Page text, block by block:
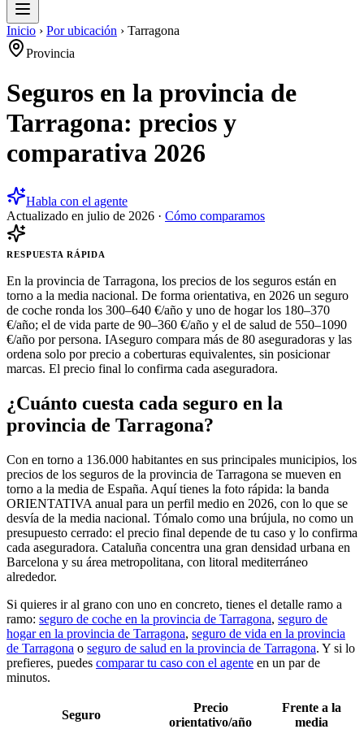
Inicio › Por ubicación › Tarragona
Provincia
Seguros en la provincia de
Tarragona: precios y
comparativa 2026
Habla con el agente
Actualizado en julio de 2026 · Cómo comparamos
RESPUESTA RÁPIDA
En la provincia de Tarragona, los precios de los seguros están en
torno a la media nacional. De forma orientativa, en 2026 un seguro
de coche ronda los 300–640 €/año y uno de hogar los 180–370
€/año; el de vida parte de 90–360 €/año y el de salud de 550–1090
€/año por persona. IAseguro compara más de 80 aseguradoras y las
ordena solo por precio a coberturas equivalentes, sin posicionar
marcas. El precio final lo confirma cada aseguradora.
¿Cuánto cuesta cada seguro en la
provincia de Tarragona?
Con en torno a 136.000 habitantes en sus principales municipios, los
precios de los seguros de la provincia de Tarragona se mueven en
torno a la media de España. Aquí tienes la foto rápida: la banda
ORIENTATIVA anual para un perfil medio en 2026, con lo que se
desvía de la media nacional. Tómalo como una brújula, no como un
presupuesto cerrado: el precio final depende de tu caso y lo confirma
cada aseguradora. Cataluña concentra una gran densidad urbana en
Barcelona y su área metropolitana, con litoral mediterráneo
alrededor.
Si quieres ir al grano con uno en concreto, tienes el detalle ramo a
ramo: seguro de coche en la provincia de Tarragona, seguro de
hogar en la provincia de Tarragona, seguro de vida en la provincia
de Tarragona o seguro de salud en la provincia de Tarragona. Y si lo
prefieres, puedes comparar tu caso con el agente en un par de
minutos.
Seguro
Precio
orientativo/año
Frente a la
media